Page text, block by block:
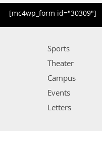
[mc4wp_form id="30309"]
Sports
Theater
Campus
Events
Letters